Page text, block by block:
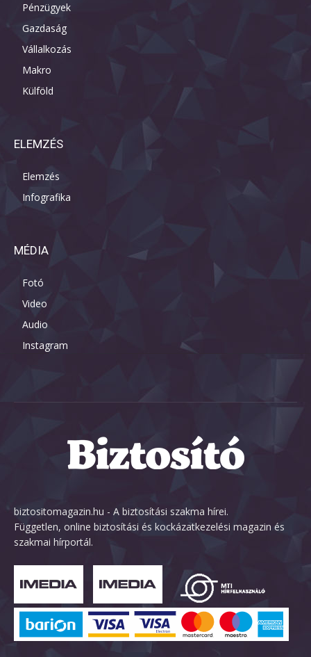
Pénzügyek
Gazdaság
Vállalkozás
Makro
Külföld
ELEMZÉS
Elemzés
Infografika
MÉDIA
Fotó
Video
Audio
Instagram
biztositomagazin.hu - A biztosítási szakma hírei.
Független, online biztosítási és kockázatkezelési magazin és
szakmai hírportál.